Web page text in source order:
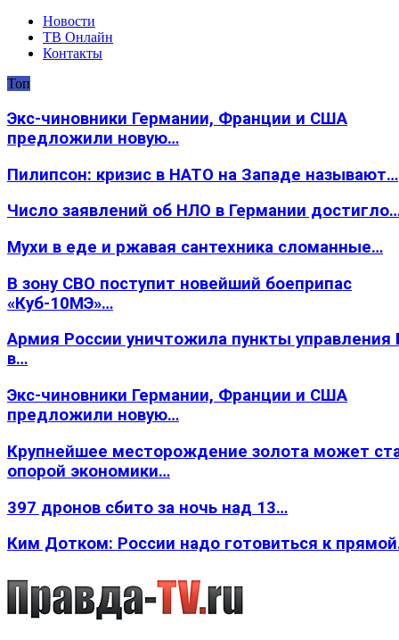
Новости
ТВ Онлайн
Контакты
Топ
Экс-чиновники Германии, Франции и США
предложили новую…
Пилипсон: кризис в НАТО на Западе называют…
Число заявлений об НЛО в Германии
Мухи в еде и ржавая сантехника сломанные…
В зону СВО поступит новейший боеприпас
«Куб-10МЭ»…
Армия России уничтожила пункты
в…
Экс-чиновники Германии, Франции и США
предложили новую…
Крупнейшее месторождение золота может
опорой экономики…
397 дронов сбито за ночь над 13…
Ким Дотком: России надо готовиться к